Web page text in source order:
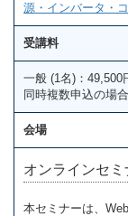
源・インバータ・
受講料
一般 (1名)：49,500
同時複数申込の場
会場
オンラインセミ
本セミナーは、